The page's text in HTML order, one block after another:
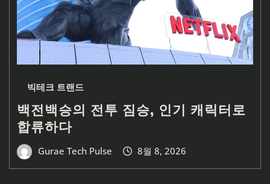
빅테크 트랜드
백전백승의 전투 짐승, 인기 캐릭터로
합류하다
Gurae Tech Pulse 8월 8, 2026